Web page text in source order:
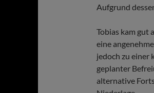
Aufgrund
Tobias kam gut
eine
jedoch zu einer
geplanter
alternative